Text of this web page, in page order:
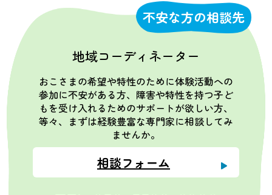
不安な方の相談先
地域コーディネーター
おこさまの希望や特性のために体験活動への
参加に不安がある方、障害や特性を持つ子ど
もを受け入れるためのサポートが欲しい方、
等々、まずは経験豊富な専門家に相談してみ
ませんか。
相談フォーム